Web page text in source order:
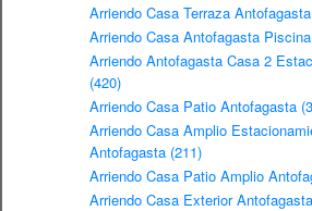
Arriendo Casa Terraza
Arriendo Casa Antofagasta
Arriendo Antofagasta Casa 2
(420)
Arriendo Casa Patio Antofagasta
Arriendo Casa Amplio
Antofagasta (211)
Arriendo Casa Patio Amplio
Arriendo Casa Exterior